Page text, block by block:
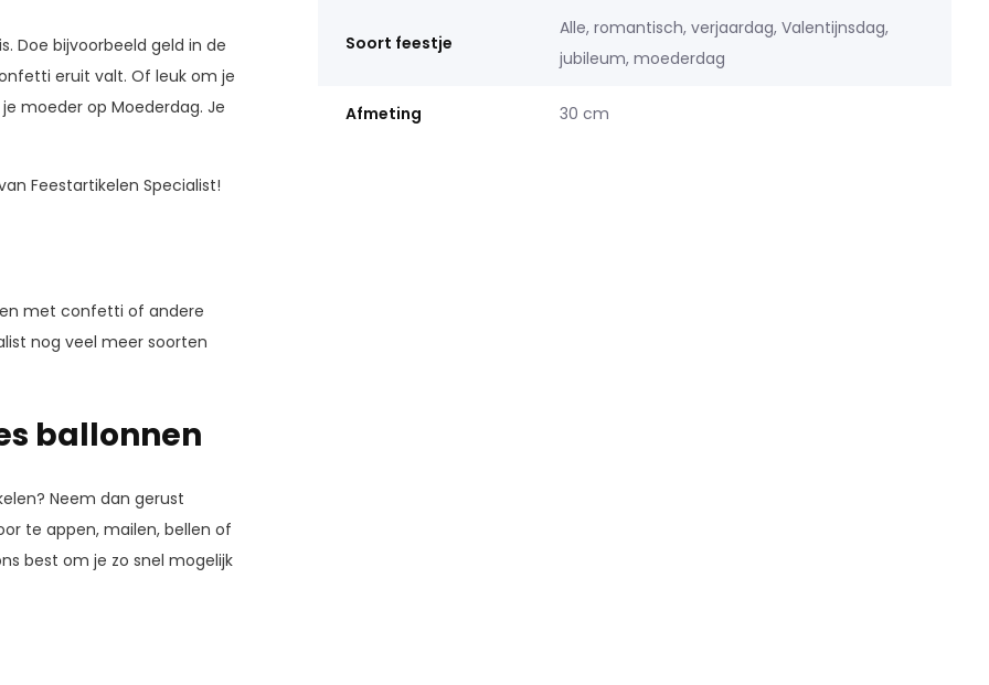
Doe bijvoorbeeld geld in de
eruit valt. Of leuk om je
moeder op Moederdag. Je
Feestartikelen Specialist!
met confetti of andere
nog veel meer soorten
ballonnen
Neem dan gerust
te appen, mailen, bellen of
best om je zo snel mogelijk
Soort feestje
Alle, romantisch, verjaardag, Valentijnsdag,
jubileum, moederdag
Afmeting 30 cm